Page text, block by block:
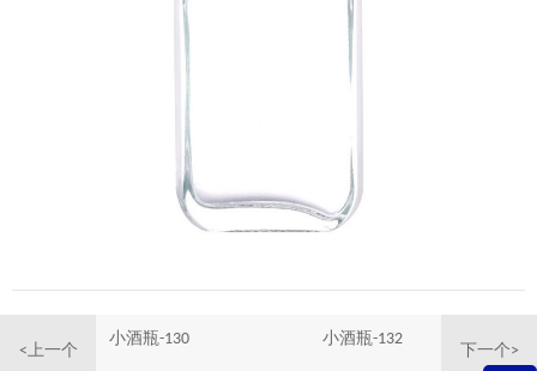
<上一个
小酒瓶-130
下一个>
小酒瓶-132